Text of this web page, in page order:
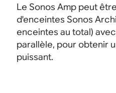
Le Sonos Amp peut
d'enceintes Sonos
enceintes au total)
parallèle, pour obtenir
puissant.